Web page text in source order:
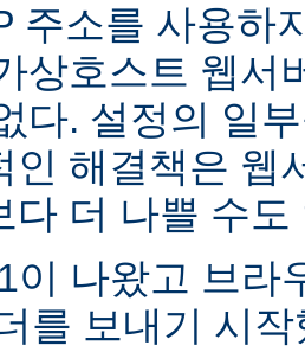
주소를 사용하
상호스트 웹서
다. 설정의 일
인 해결책은 웹
다 더 나쁠 수도
이 나왔고 브라
를 보내기 시